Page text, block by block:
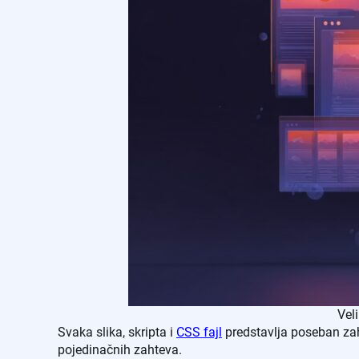
Svaka slika, skripta i CSS fajl predstavlja poseban
pojedinačnih zahteva.